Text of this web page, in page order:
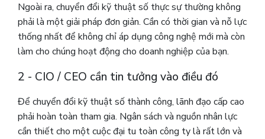
Ngoài ra, chuyển đổi kỹ thuật số thực sự thường không
phải là một giải pháp đơn giản. Cần có thời gian và nỗ lực
thống nhất để không chỉ áp dụng công nghệ mới mà còn
làm cho chúng hoạt động cho doanh nghiệp của bạn.
2 - CIO / CEO cần tin tưởng vào điều đó
Để chuyển đổi kỹ thuật số thành công, lãnh đạo cấp cao
phải hoàn toàn tham gia. Ngân sách và nguồn nhân lực
cần thiết cho một cuộc đại tu toàn công ty là rất lớn và